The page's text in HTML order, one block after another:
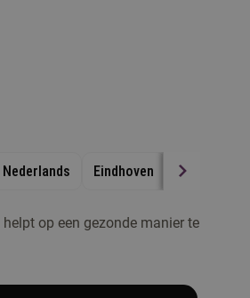
Nederlands Eindhoven
op een gezonde manier te